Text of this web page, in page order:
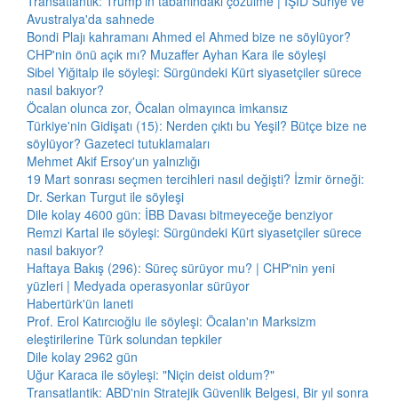
Avustralya'da sahnede
Bondi Plajı kahramanı Ahmed el Ahmed bize ne söylüyor?
CHP'nin önü açık mı? Muzaffer Ayhan Kara ile söyleşi
Sibel Yiğitalp ile söyleşi: Sürgündeki Kürt siyasetçiler sürece
nasıl bakıyor?
Öcalan olunca zor, Öcalan olmayınca imkansız
Türkiye'nin Gidişatı (15): Nerden çıktı bu Yeşil? Bütçe bize ne
söylüyor? Gazeteci tutuklamaları
Mehmet Akif Ersoy'un yalnızlığı
19 Mart sonrası seçmen tercihleri nasıl değişti? İzmir örneği:
Dr. Serkan Turgut ile söyleşi
Dile kolay 4600 gün: İBB Davası bitmeyeceğe benziyor
Remzi Kartal ile söyleşi: Sürgündeki Kürt siyasetçiler sürece
nasıl bakıyor?
Haftaya Bakış (296): Süreç sürüyor mu? | CHP'nin yeni
yüzleri | Medyada operasyonlar sürüyor
Habertürk'ün laneti
Prof. Erol Katırcıoğlu ile söyleşi: Öcalan'ın Marksizm
eleştirilerine Türk solundan tepkiler
Dile kolay 2962 gün
Uğur Karaca ile söyleşi: "Niçin deist oldum?"
Transatlantik: ABD'nin Stratejik Güvenlik Belgesi, Bir yıl sonra